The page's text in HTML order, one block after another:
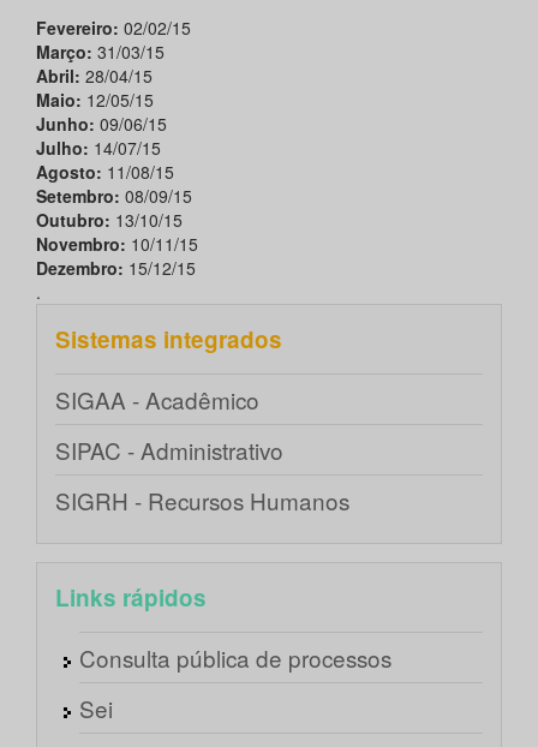
Fevereiro: 02/02/15
Março: 31/03/15
Abril: 28/04/15
Maio: 12/05/15
Junho: 09/06/15
Julho: 14/07/15
Agosto: 11/08/15
Setembro: 08/09/15
Outubro: 13/10/15
Novembro: 10/11/15
Dezembro: 15/12/15
.
Sistemas integrados
SIGAA - Acadêmico
SIPAC - Administrativo
SIGRH - Recursos Humanos
Links rápidos
Consulta pública de processos
Sei